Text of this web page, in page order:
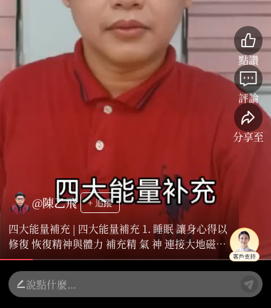
點讚
評論
分享至
@陳乙飛 + 追蹤
四大能量補充 | 四大能量補充 1. 睡眠 讓身心得以
修復 恢復精神與體力 補充精 氣 神 連接大地磁場
能量 保持生命力的充盈。 2. 知己 懂你 欣賞你 信
任你的人 會讓你充滿自信 活出人生的價值 3. 高
人 幫你開悟 拓寬眼界 打開認知格局的人 讓你的